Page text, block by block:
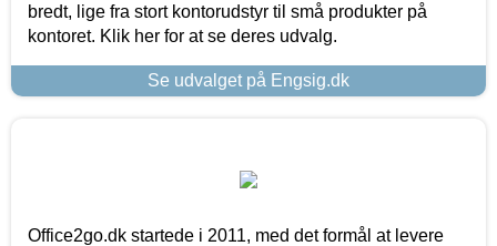
bredt, lige fra stort kontorudstyr til små produkter på
kontoret. Klik her for at se deres udvalg.
Se udvalget på Engsig.dk
Office2go.dk startede i 2011, med det formål at levere